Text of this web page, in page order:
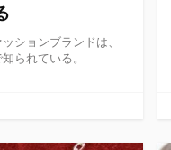
ションブランドは、
られている。